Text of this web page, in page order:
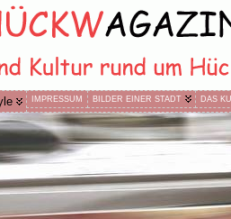
IMPRESSUM BILDER EINER STADT DAS